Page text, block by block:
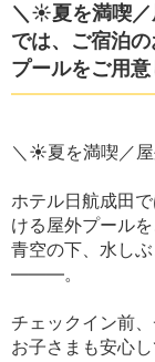
＼☀️夏を満喫／
では、ご宿泊
プールをご用
＼☀️夏を満喫／
ホテル日航成田
ける屋外プールを
青空の下、水し
―――。
チェックイン前
お子さまも安心